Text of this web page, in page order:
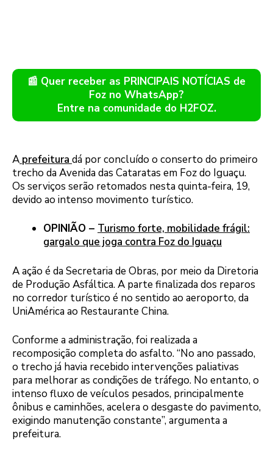
📰 Quer receber as PRINCIPAIS NOTÍCIAS de
Foz no WhatsApp?
Entre na comunidade do H2FOZ.
A prefeitura dá por concluído o conserto do primeiro
trecho da Avenida das Cataratas em Foz do Iguaçu.
Os serviços serão retomados nesta quinta-feira, 19,
devido ao intenso movimento turístico.
OPINIÃO – Turismo forte, mobilidade frágil:
gargalo que joga contra Foz do Iguaçu
A ação é da Secretaria de Obras, por meio da Diretoria
de Produção Asfáltica. A parte finalizada dos reparos
no corredor turístico é no sentido ao aeroporto, da
UniAmérica ao Restaurante China.
Conforme a administração, foi realizada a
recomposição completa do asfalto. “No ano passado,
o trecho já havia recebido intervenções paliativas
para melhorar as condições de tráfego. No entanto, o
intenso fluxo de veículos pesados, principalmente
ônibus e caminhões, acelera o desgaste do pavimento,
exigindo manutenção constante”, argumenta a
prefeitura.